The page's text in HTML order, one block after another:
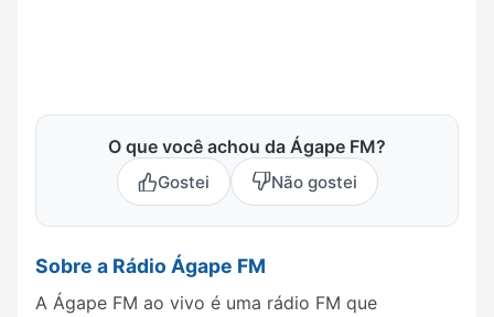
O que você achou da Ágape FM?
Gostei Não gostei
Sobre a Rádio Ágape FM
A Ágape FM ao vivo é uma rádio FM que